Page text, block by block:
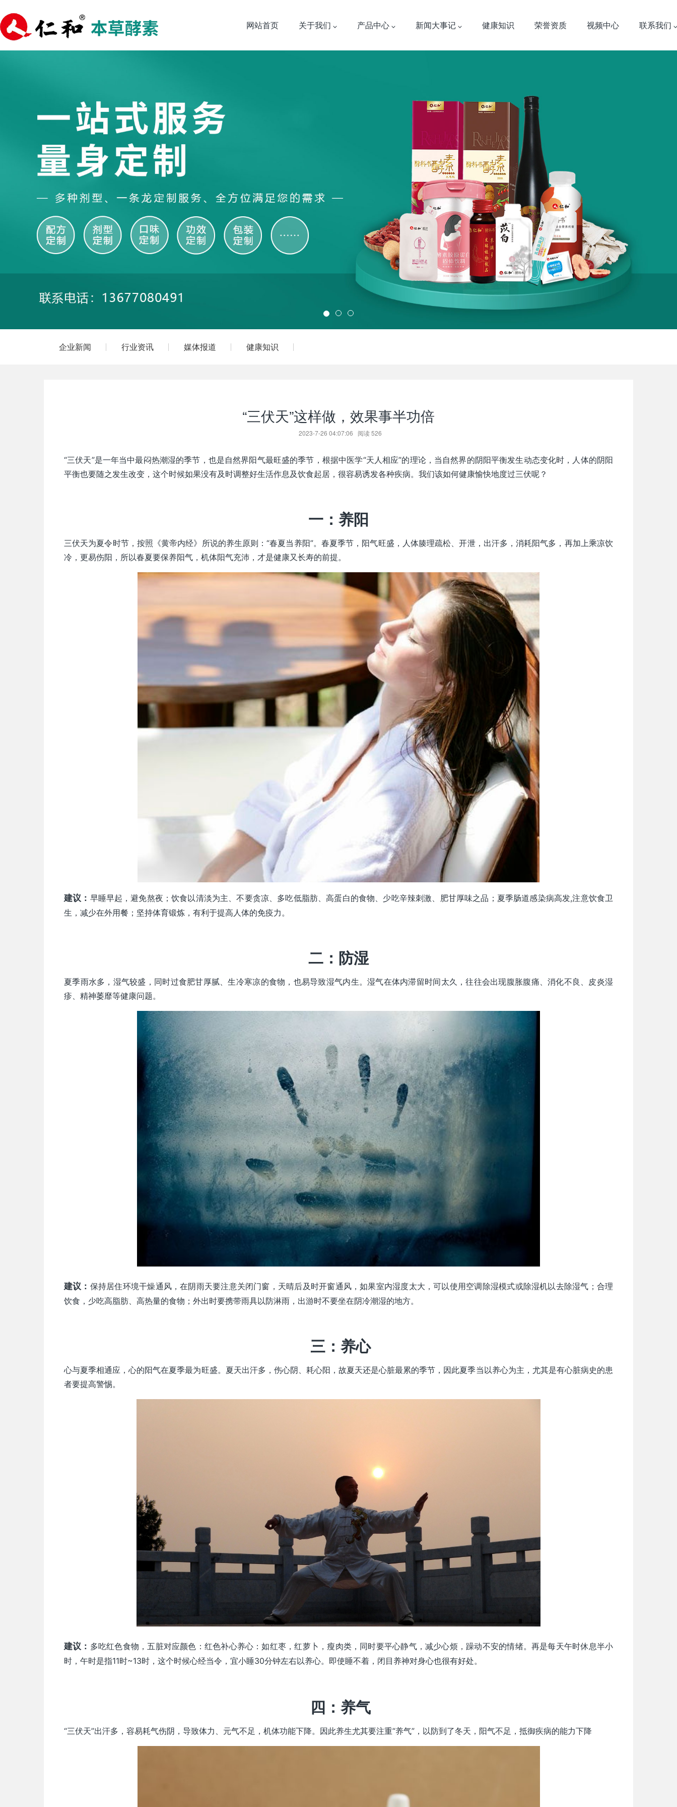
网站首页 关于我们 产品中心 新闻大事记 健康知识 荣誉资质 视频中心 联系我们
企业新闻 行业资讯 媒体报道 健康知识
“三伏天”这样做，效果事半功倍
2023-7-26 04:07:06 阅读526
“三伏天”是一年当中最闷热潮湿的季节，也是自然界阳气最旺盛的季节，根据中医学“天人相应”的理论，当自然界的阴阳平衡发生动态变化时，人体的阴阳
平衡也要随之发生改变，这个时候如果没有及时调整好生活作息及饮食起居，很容易诱发各种疾病。我们该如何健康愉快地度过三伏呢？
一：养阳
三伏天为夏令时节，按照《黄帝内经》所说的养生原则：“春夏当养阳”。春夏季节，阳气旺盛，人体腠理疏松、开泄，出汗多，消耗阳气多，再加上乘凉饮
冷，更易伤阳，所以春夏要保养阳气，机体阳气充沛，才是健康又长寿的前提。
建议： 早睡早起，避免熬夜；饮食以清淡为主、不要贪凉、多吃低脂肪、高蛋白的食物、少吃辛辣刺激、肥甘厚味之品；夏季肠道感染病高发,注意饮食卫
生，减少在外用餐；坚持体育锻炼，有利于提高人体的免疫力。
二：防湿
夏季雨水多，湿气较盛，同时过食肥甘厚腻、生冷寒凉的食物，也易导致湿气内生。湿气在体内滞留时间太久，往往会出现腹胀腹痛、消化不良、皮炎湿
疹、精神萎靡等健康问题。
建议： 保持居住环境干燥通风，在阴雨天要注意关闭门窗，天晴后及时开窗通风，如果室内湿度太大，可以使用空调除湿模式或除湿机以去除湿气；合理
饮食，少吃高脂肪、高热量的食物；外出时要携带雨具以防淋雨，出游时不要坐在阴冷潮湿的地方。
三：养心
心与夏季相通应，心的阳气在夏季最为旺盛。夏天出汗多，伤心阴、耗心阳，故夏天还是心脏最累的季节，因此夏季当以养心为主，尤其是有心脏病史的患
者要提高警惕。
建议： 多吃红色食物，五脏对应颜色：红色补心养心：如红枣，红萝卜，瘦肉类，同时要平心静气，减少心烦，躁动不安的情绪。再是每天午时休息半小
时，午时是指11时~13时，这个时候心经当令，宜小睡30分钟左右以养心。即使睡不着，闭目养神对身心也很有好处。
四：养气
“三伏天”出汗多，容易耗气伤阴，导致体力、元气不足，机体功能下降。因此养生尤其要注重“养气”，以防到了冬天，阳气不足，抵御疾病的能力下降